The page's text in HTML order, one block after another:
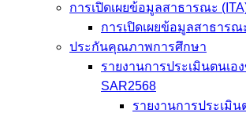
การเปิดเผยข้อมูลสาธารณะ
การเปิดเผยข้อมูลสาธารณ
ประกันคุณภาพการศึกษา
รายงานการประเมินตนเอ
SAR2568
รายงานการประเมิ